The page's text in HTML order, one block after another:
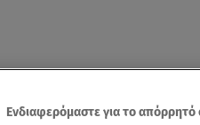
Ενδιαφερόμαστε για το απόρρητό